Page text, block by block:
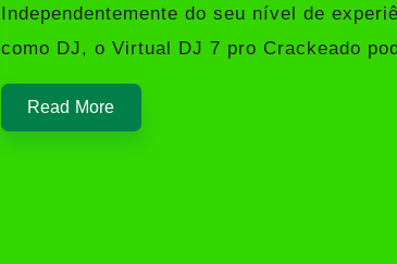
Independentemente do seu nível de
como DJ, o Virtual DJ 7 pro Crackeado
Read More